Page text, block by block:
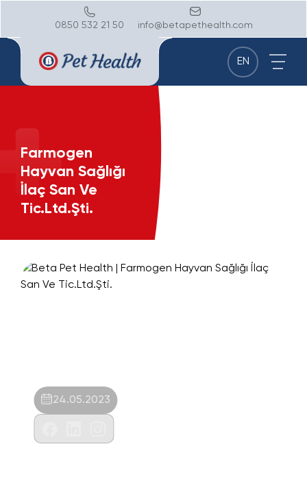
0850 532 21 50 info@betapethealth.com
EN
Farmogen
Hayvan Sağlığı
İlaç San Ve
Tic.Ltd.Şti.
24.05.2023